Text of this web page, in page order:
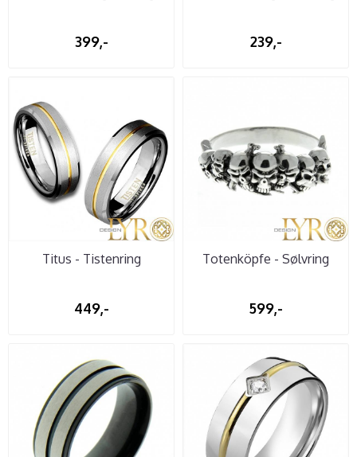
399,- 239,-
Titus - Tistenring
449,-
Totenköpfe - Sølvring
599,-